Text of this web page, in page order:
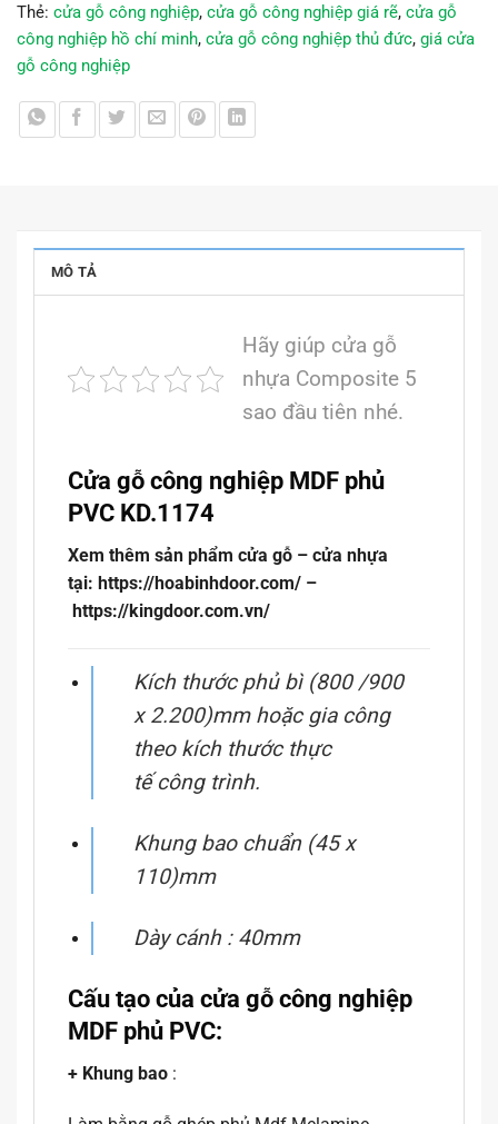
Thẻ: cửa gỗ công nghiệp, cửa gỗ công nghiệp giá rẽ, cửa gỗ
công nghiệp hồ chí minh, cửa gỗ công nghiệp thủ đức, giá cửa
gỗ công nghiệp
MÔ TẢ
Hãy giúp cửa gỗ
nhựa Composite 5
sao đầu tiên nhé.
Cửa gỗ công nghiệp MDF phủ
PVC KD.1174
Xem thêm sản phẩm cửa gỗ – cửa nhựa
tại: https://hoabinhdoor.com/ –
https://kingdoor.com.vn/
Kích thước phủ bì (800 /900
x 2.200)mm hoặc gia công
theo kích thước thực
tếcông trình.
Khung bao chuẩn (45 x
110)mm
Dày cánh : 40mm
Cấu tạo của cửa gỗ công nghiệp
MDF phủ PVC:
+ Khung bao :